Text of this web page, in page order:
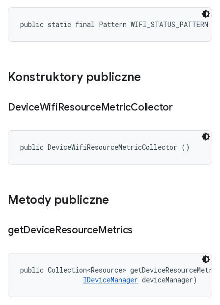
public static final Pattern WIFI_STATUS_PATTERN
Konstruktory publiczne
DeviceWifiResourceMetricCollector
public DeviceWifiResourceMetricCollector ()
Metody publiczne
getDeviceResourceMetrics
public Collection<Resource>
IDeviceManager deviceManager)